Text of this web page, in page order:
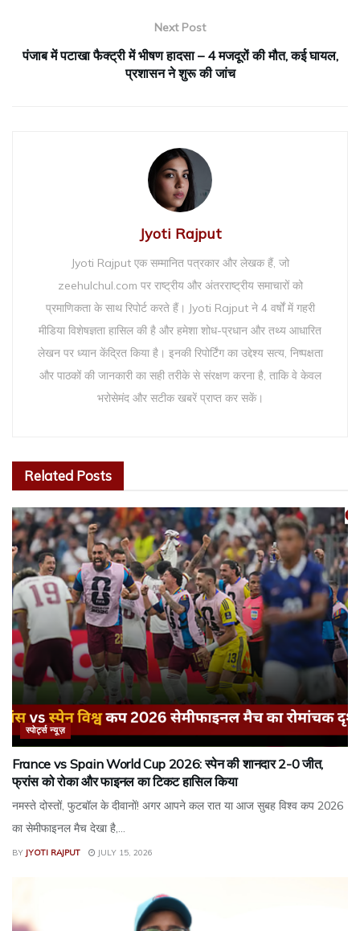
Next Post
पंजाब में पटाखा फैक्ट्री में भीषण हादसा – 4 मजदूरों की मौत, कई घायल,
प्रशासन ने शुरू की जांच
Jyoti Rajput
Jyoti Rajput एक सम्मानित पत्रकार और लेखक हैं, जो
zeehulchul.com पर राष्ट्रीय और अंतरराष्ट्रीय समाचारों को
प्रमाणिकता के साथ रिपोर्ट करते हैं। Jyoti Rajput ने 4 वर्षों में गहरी
मीडिया विशेषज्ञता हासिल की है और हमेशा शोध-प्रधान और तथ्य आधारित
लेखन पर ध्यान केंद्रित किया है। इनकी रिपोर्टिंग का उद्देश्य सत्य, निष्पक्षता
और पाठकों की जानकारी का सही तरीके से संरक्षण करना है, ताकि वे केवल
भरोसेमंद और सटीक खबरें प्राप्त कर सकें।
Related Posts
स्पोर्ट्स न्यूज़
France vs Spain World Cup 2026: स्पेन की शानदार 2-0 जीत,
फ्रांस को रोका और फाइनल का टिकट हासिल किया
नमस्ते दोस्तों, फुटबॉल के दीवानों! अगर आपने कल रात या आज सुबह विश्व कप 2026
का सेमीफाइनल मैच देखा है,...
BY JYOTI RAJPUT JULY 15, 2026